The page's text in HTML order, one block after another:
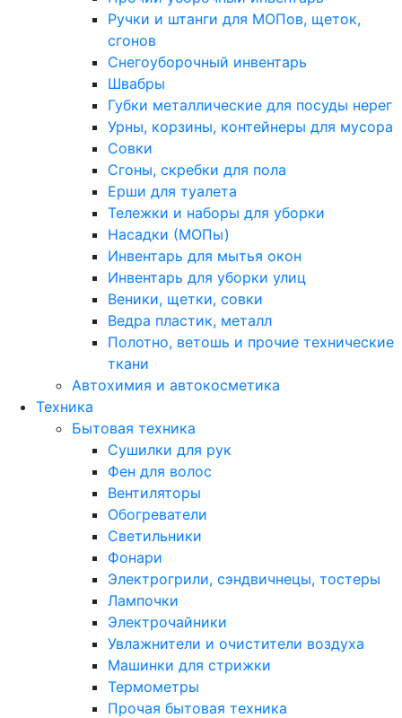
Ручки и штанги для МОПов, щеток,
сгонов
Снегоуборочный инвентарь
Швабры
Губки металлические для посуды нерег
Урны, корзины, контейнеры для мусора
Совки
Сгоны, скребки для пола
Ерши для туалета
Тележки и наборы для уборки
Насадки (МОПы)
Инвентарь для мытья окон
Инвентарь для уборки улиц
Веники, щетки, совки
Ведра пластик, металл
Полотно, ветошь и прочие технические
ткани
Автохимия и автокосметика
Техника
Бытовая техника
Сушилки для рук
Фен для волос
Вентиляторы
Обогреватели
Светильники
Фонари
Электрогрили, сэндвичнецы, тостеры
Лампочки
Электрочайники
Увлажнители и очистители воздуха
Машинки для стрижки
Термометры
Прочая бытовая техника